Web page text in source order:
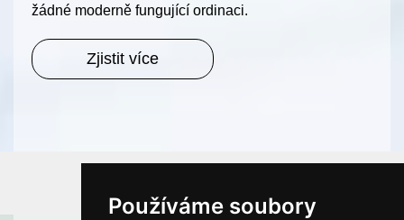
Používáme soubory
žádné moderně fungující ordinaci.
Zjistit více